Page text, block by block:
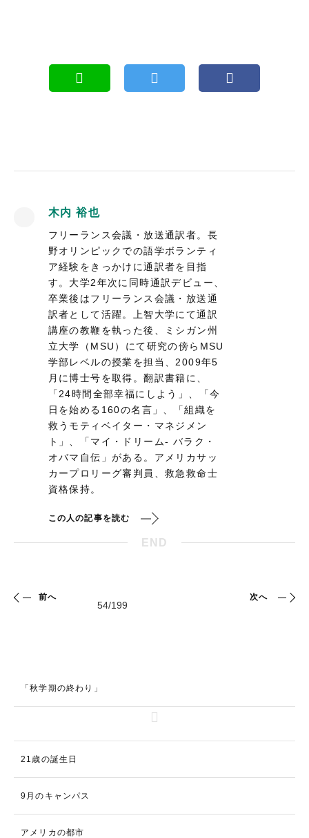
木内 裕也
フリーランス会議・放送通訳者。長
野オリンピックでの語学ボランティ
ア経験をきっかけに通訳者を目指
す。大学2年次に同時通訳デビュー、
卒業後はフリーランス会議・放送通
訳者として活躍。上智大学にて通訳
講座の教鞭を執った後、ミシガン州
立大学（MSU）にて研究の傍らMSU
学部レベルの授業を担当、2009年5
月に博士号を取得。翻訳書籍に、
「24時間全部幸福にしよう」、「今
日を始める160の名言」、「組織を
救うモティベイター・マネジメン
ト」、「マイ・ドリーム- バラク・
オバマ自伝」がある。アメリカサッ
カープロリーグ審判員、救急救命士
資格保持。
この人の記事を読む
END
前へ 次へ
「秋学期の終わり」
21歳の誕生日
9月のキャンパス
アメリカの都市